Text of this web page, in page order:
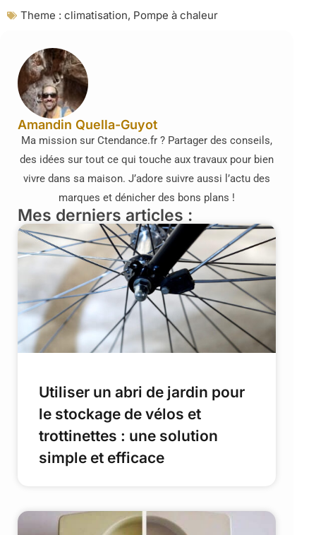
Theme : climatisation, Pompe à chaleur
Amandin Quella-Guyot
Ma mission sur Ctendance.fr ? Partager des conseils,
des idées sur tout ce qui touche aux travaux pour bien
vivre dans sa maison. J’adore suivre aussi l’actu des
marques et dénicher des bons plans !
Mes derniers articles :
Utiliser un abri de jardin pour
le stockage de vélos et
trottinettes : une solution
simple et efficace